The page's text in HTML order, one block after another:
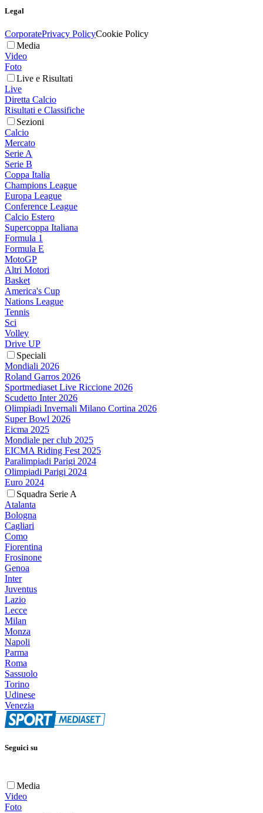
Legal
CorporatePrivacy PolicyCookie Policy
Media
Video
Foto
Live e Risultati
Live
Diretta Calcio
Risultati e Classifiche
Sezioni
Calcio
Mercato
Serie A
Serie B
Coppa Italia
Champions League
Europa League
Conference League
Calcio Estero
Supercoppa Italiana
Formula 1
Formula E
MotoGP
Altri Motori
Basket
America's Cup
Nations League
Tennis
Sci
Volley
Drive UP
Speciali
Mondiali 2026
Roland Garros 2026
Sportmediaset Live Riccione 2026
Scudetto Inter 2026
Olimpiadi Invernali Milano Cortina 2026
Super Bowl 2026
Eicma 2025
Mondiale per club 2025
EICMA Riding Fest 2025
Paralimpiadi Parigi 2024
Olimpiadi Parigi 2024
Euro 2024
Squadra Serie A
Atalanta
Bologna
Cagliari
Como
Fiorentina
Frosinone
Genoa
Inter
Juventus
Lazio
Lecce
Milan
Monza
Napoli
Parma
Roma
Sassuolo
Torino
Udinese
Venezia
Seguici su
Media
Video
Foto